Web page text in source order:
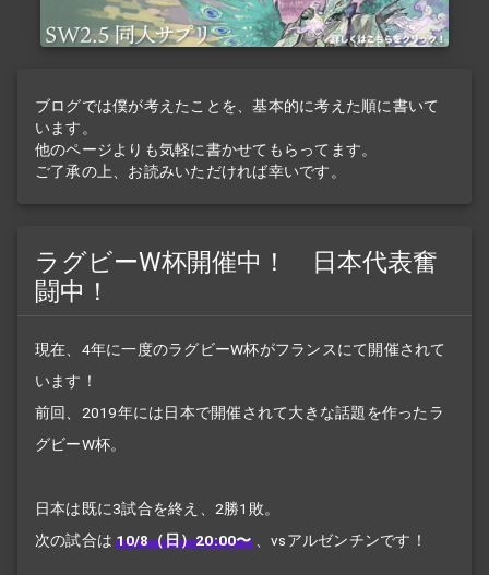
ブログでは僕が考えたことを、基本的に考えた順に書いて
います。
他のページよりも気軽に書かせてもらってます。
ご了承の上、お読みいただければ幸いです。
ラグビーW杯開催中！ 日本代表奮
闘中！
現在、4年に一度のラグビーW杯がフランスにて開催されて
います！
前回、2019年には日本で開催されて大きな話題を作ったラ
グビーW杯。
日本は既に3試合を終え、2勝1敗。
次の試合は 10/8（日）20:00〜 、vsアルゼンチンです！